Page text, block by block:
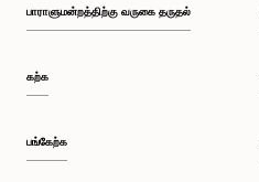
பாராளுமன்றத்திற்கு வருகை தருதல்
கற்க
பங்கேற்க